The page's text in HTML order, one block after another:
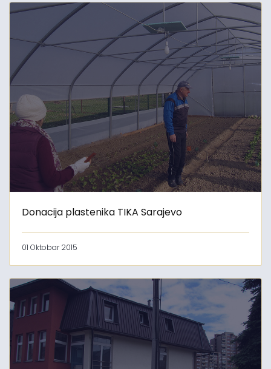
Donacija plastenika TIKA Sarajevo
01 Oktobar 2015